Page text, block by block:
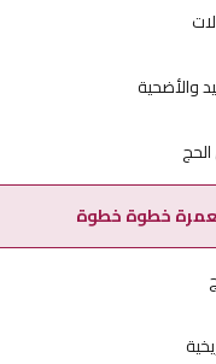
والأضحية
خطوة خطوة